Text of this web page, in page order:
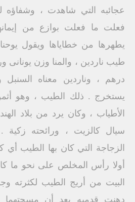
عجائبه التي شاهدت ، وشفاؤه
فعلت ما فعلت بوازع من
يطهرها من خطاياها ويقول
طيب ناردين ، والمنا وزن یونانی
درهم ، وناردين معناه السنبل
يستخرج . ذلك الطيب ، وهو
الأطياب ، وكان يرد من بلاد
سيال كالزيت ، ورائحته
الزجاجة التي كان بها الطيب
أولا رأس المخلص على نحو ما
البيت من أريج الطيب لكثرته
دهنت قدميه بعد أن مسحتهما